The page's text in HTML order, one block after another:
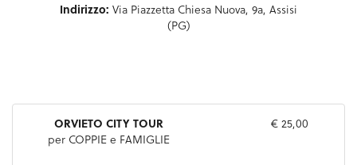
Indirizzo: Via Piazzetta Chiesa Nuova, 9a, Assisi
(PG)
ORVIETO CITY TOUR
per COPPIE e FAMIGLIE
€ 25,00